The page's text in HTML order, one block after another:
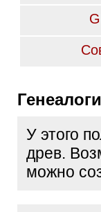
У этого
древ.
можно